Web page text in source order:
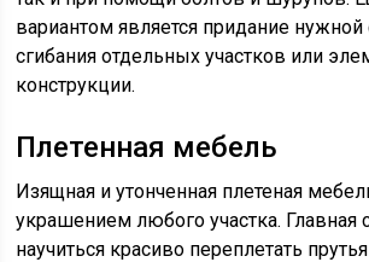
вариантом является придание
сгибания отдельных участков или
конструкции.
Плетенная мебель
Изящная и утонченная плетеная
украшением любого участка. Главная
научиться красиво переплетать